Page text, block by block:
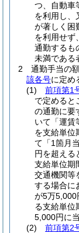
つ、自動車
を利用し、
が著しく困
を利用せず
通勤するも
未満である
2
通勤手当の額
該各号に定め
(1)
前項第1
で定めると
の通勤に要
いて「運賃
を支給単位
て「1箇月
円を超える
支給単位期
交通機関等
する場合に
が5万5,000
る支給単位
5,000円に
(2)
前項第2